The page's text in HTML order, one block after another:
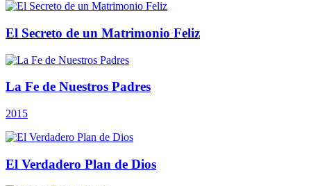
El Secreto de un Matrimonio Feliz
La Fe de Nuestros Padres
2015
El Verdadero Plan de Dios